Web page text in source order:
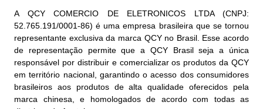
A QCY COMERCIO DE ELETRONICOS LTDA (CNPJ:
52.765.191/0001-86) é uma empresa brasileira que se tornou
representante exclusiva da marca QCY no Brasil. Esse acordo
de representação permite que a QCY Brasil seja a única
responsável por distribuir e comercializar os produtos da QCY
em território nacional, garantindo o acesso dos consumidores
brasileiros aos produtos de alta qualidade oferecidos pela
marca chinesa, e homologados de acordo com todas as